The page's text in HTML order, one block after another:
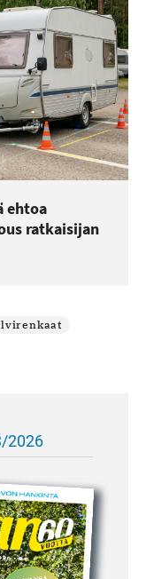
ehtoa
ratkaisijan
2026